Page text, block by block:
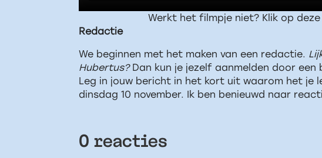
Werkt het filmpje niet? Klik op deze
Redactie
We beginnen met het maken van een redactie.
Hubertus?Dan kun je jezelf aanmelden door
Leg in jouw bericht in het kort uit waarom het je
dinsdag 10 november. Ik ben benieuwd naar
0 reacties